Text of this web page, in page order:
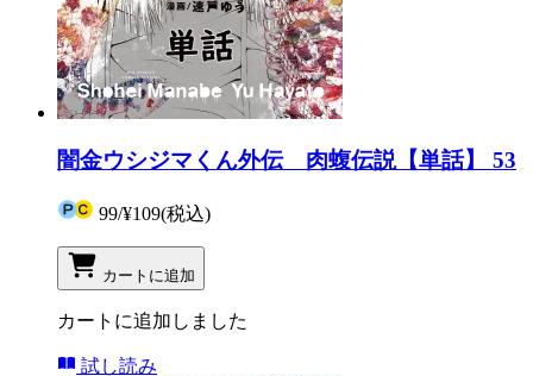
闇金ウシジマくん外伝 肉蝮伝説【単話】 53
99/¥109(税込)
カートに追加
カートに追加しました
試し読み